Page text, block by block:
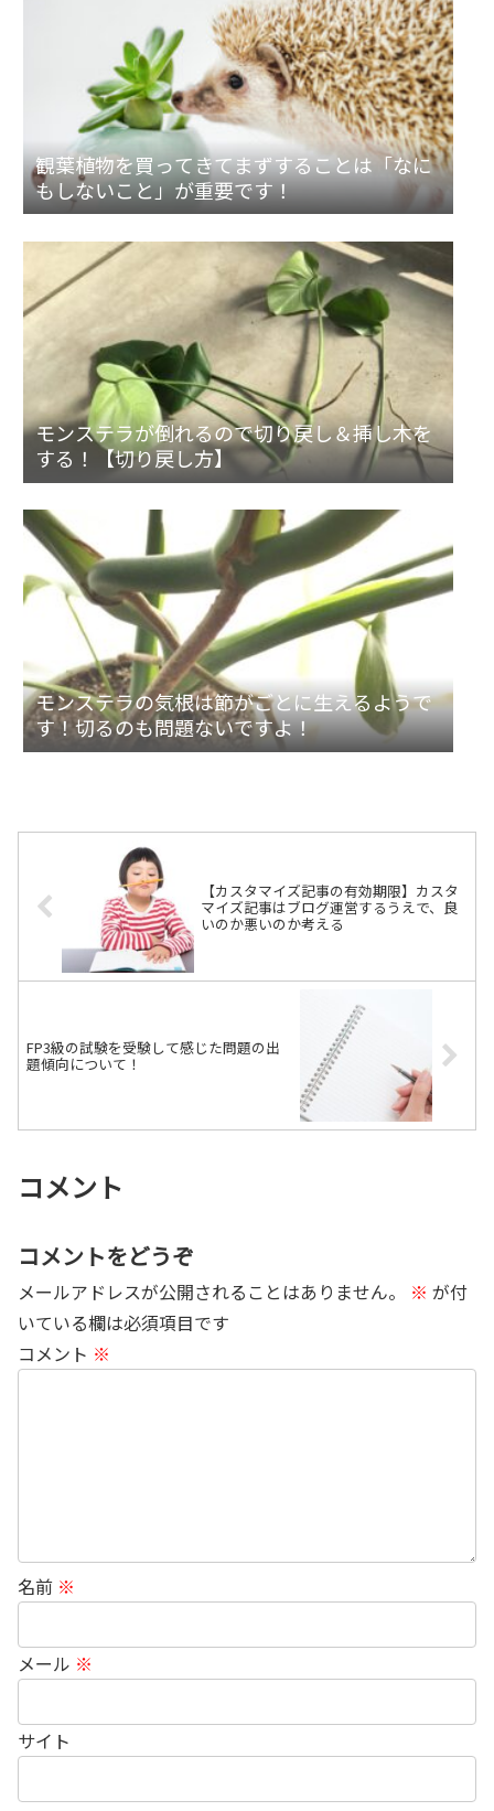
観葉植物を買ってきてまずすることは「なに
もしないこと」が重要です！
モンステラが倒れるので切り戻し＆挿し木を
する！【切り戻し方】
モンステラの気根は節がごとに生えるようで
す！切るのも問題ないですよ！
【カスタマイズ記事の有効期限】カスタ
マイズ記事はブログ運営するうえで、良
いのか悪いのか考える
FP3級の試験を受験して感じた問題の出
題傾向について！
コメント
コメントをどうぞ
メールアドレスが公開されることはありません。 ※ が付
いている欄は必須項目です
コメント ※
名前 ※
メール ※
サイト